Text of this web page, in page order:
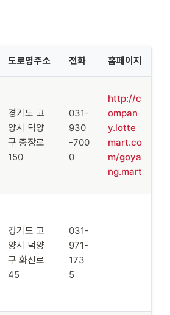
도로명주소 전화 홈페이지
경기도 고
양시 덕양
구 충장로
150
031-
930
-700
0
http://c
ompan
y.lotte
mart.co
m/goya
ng.mart
경기도 고
양시 덕양
구 화신로
45
031-
971-
173
5